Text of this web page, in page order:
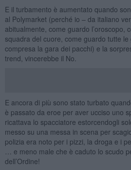
E il turbamento è aumentato quando
al Polymarket (perché io – da italiano
abitualmente, come guardo l’oroscopo,
squadra del cuore, come guardo tutte le
compresa la gara dei pacchi) e la
trend, vincerebbe il No.
E ancora di più sono stato turbato
è passato da eroe per aver ucciso uno
ricattava lo spacciatore estorcendogli
messo su una messa in scena per
polizia era noto per i pizzi, la droga e i
… e meno male che è caduto lo scudo
dell’Ordine!